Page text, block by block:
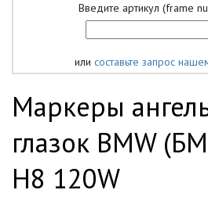
Введите артикул (frame
или составьте запрос
Маркеры
глазок BMW
H8 120W